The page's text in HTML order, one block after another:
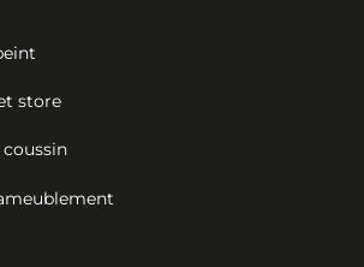
store
coussin